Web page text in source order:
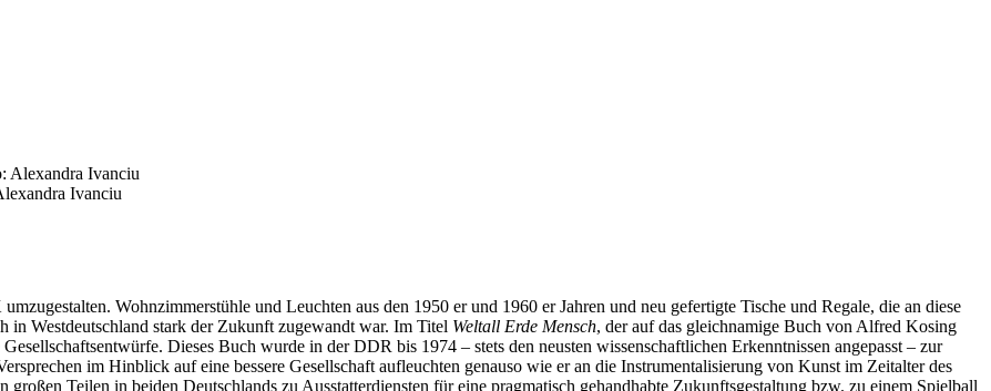
Ivanciu
Wohnzimmerstühle und Leuchten aus den 1950 er und 1960 er Jahren und neu gefertigte Tische und Regale, die an diese
in Westdeutschland stark der Zukunft zugewandt war. Im Titel Weltall Erde Mensch, der auf das gleichnamige Buch von Alfred Kosing
Dieses Buch wurde in der DDR bis 1974 – stets den neusten wissenschaftlichen Erkenntnissen angepasst – zur
im Hinblick auf eine bessere Gesellschaft aufleuchten genauso wie er an die Instrumentalisierung von Kunst im Zeitalter des
Teilen in beiden Deutschlands zu Ausstatterdiensten für eine pragmatisch gehandhabte Zukunftsgestaltung bzw. zu einem Spielball